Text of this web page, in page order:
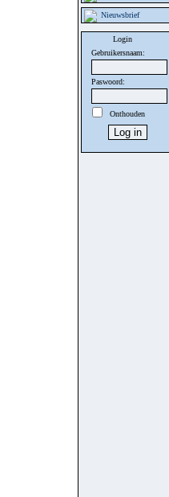
Nieuwsbrief
Login
Gebruikersnaam:
Paswoord:
Onthouden